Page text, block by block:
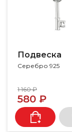
Подвеска
Серебро 925
1 160 ₽
580 ₽